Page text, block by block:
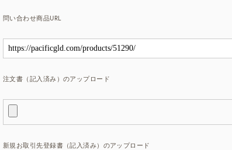
問い合わせ商品URL
注文書（記入済み）のアップロード
新規お取引先登録書（記入済み）のアップロード